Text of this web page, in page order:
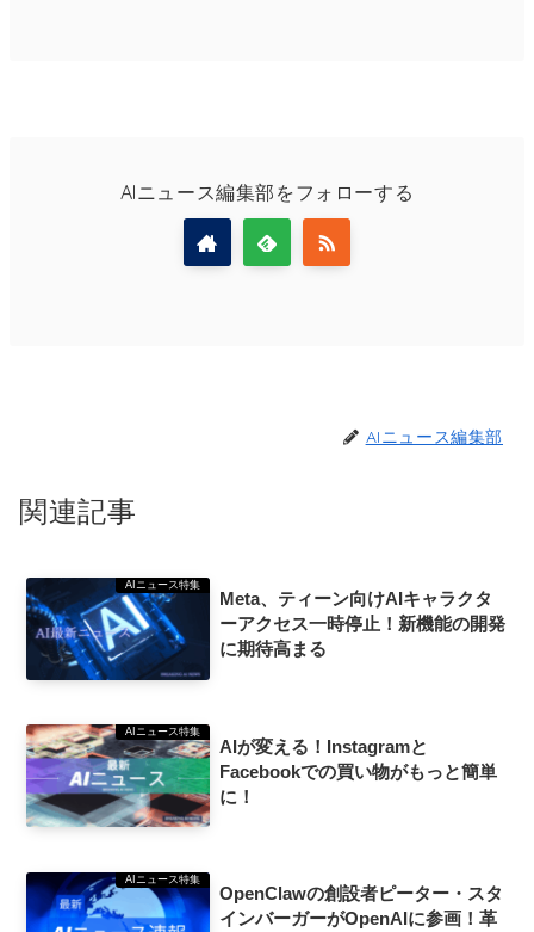
AIニュース編集部をフォローする
AIニュース編集部
関連記事
AIニュース特集
Meta、ティーン向けAIキャラクタ
ーアクセス一時停止！新機能の開発
に期待高まる
AIニュース特集
AIが変える！Instagramと
Facebookでの買い物がもっと簡単
に！
AIニュース特集
OpenClawの創設者ピーター・スタ
インバーガーがOpenAIに参画！革